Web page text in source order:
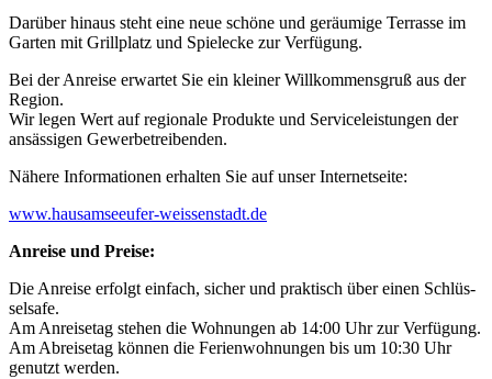
Dar­über hin­aus steht eine neue schö­ne und geräu­mi­ge Ter­ras­se im
Gar­ten mit Grill­platz und Spiel­ecke zur Verfügung.
Bei der Anrei­se erwar­tet Sie ein klei­ner Will­kom­mens­gruß aus der
Regi­on.
Wir legen Wert auf regio­na­le Pro­duk­te und Ser­vice­leis­tun­gen der
ansäs­si­gen Gewerbetreibenden.
Nähe­re Infor­ma­tio­nen erhal­ten Sie auf unser Internetseite:
www​.hausam​see​ufer​-weis​sen​stadt​.de
Anrei­se und Preise:
Die Anrei­se erfolgt ein­fach, sicher und prak­tisch über einen Schlüs­
sel­safe.
Am Anrei­se­tag ste­hen die Woh­nun­gen ab 14:00 Uhr zur Ver­fü­gung.
Am Abrei­se­tag kön­nen die Feri­en­woh­nun­gen bis um 10:30 Uhr
genutzt werden.